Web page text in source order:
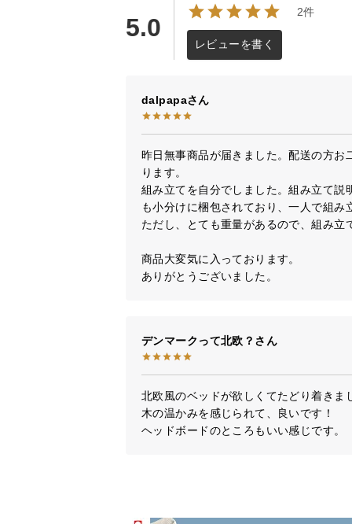
5.0
2件
レビューを書く
dalpapa
昨日無事商品が届きました。配送の方
ります。
組み立てを自分でしました。組み立て
も小分けに梱包されており、一人で組み
ただし、とても重量があるので、組み
商品大変気に入っております。
ありがとうございました。
デンマークって北欧？
北欧風のベッドが欲しくてたどり着きま
木の温かみを感じられて、良いです！
ヘッドボードのところもいい感じです。